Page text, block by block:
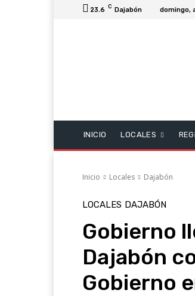
23.6 C Dajabón domingo,
INICIO LOCALES
Inicio Locales Dajabón
LOCALES DAJABÓN
Gobierno
Dajabón
Gobierno